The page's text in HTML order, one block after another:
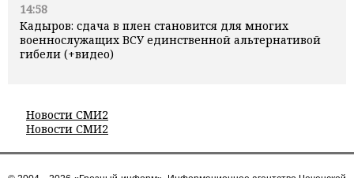
14:58
Кадыров: сдача в плен становится для многих
военнослужащих ВСУ единственной альтернативой
гибели (+видео)
Новости СМИ2
Новости СМИ2